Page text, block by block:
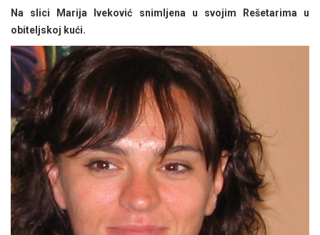
Na slici Marija Iveković snimljena u svojim Rešetarima u
obiteljskoj kući.